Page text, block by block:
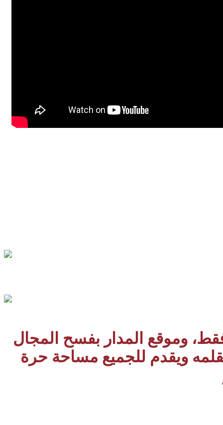
وموقع المدار بفسح المجال
ويقدم للجميع مساحة حرة